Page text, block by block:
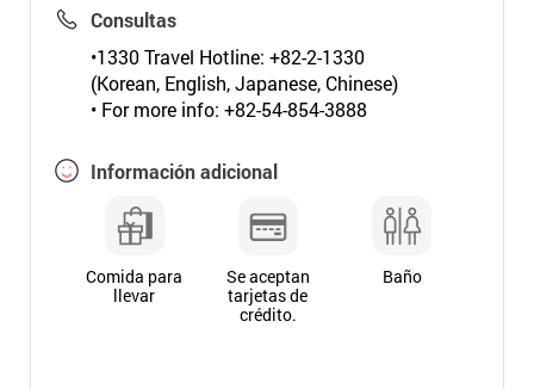
Consultas
•1330 Travel Hotline: +82-2-1330
(Korean, English, Japanese, Chinese)
• For more info: +82-54-854-3888
Información adicional
Comida para
llevar
Se aceptan
tarjetas de
crédito.
Baño